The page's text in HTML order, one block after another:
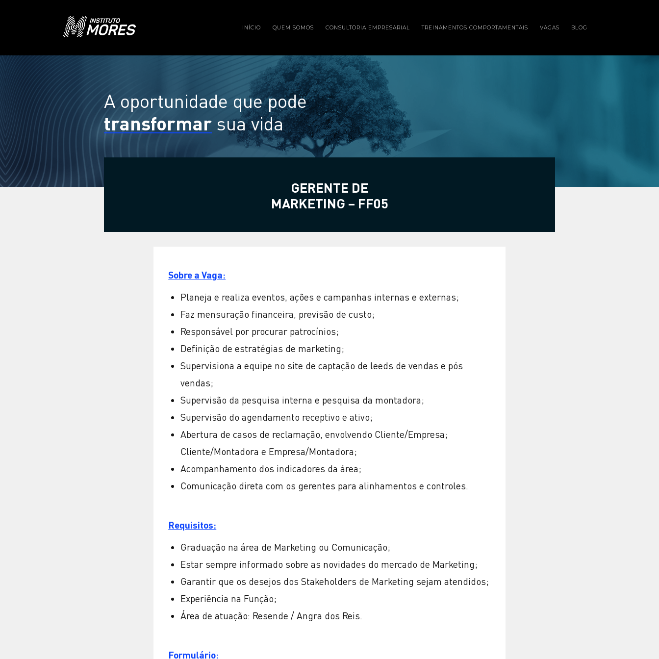
INÍCIO QUEM SOMOS CONSULTORIA EMPRESARIAL TREINAMENTOS COMPORTAMENTAIS VAGAS BLOG
A oportunidade que pode
transformar sua vida
GERENTE DE
MARKETING – FF05
Sobre a Vaga:
Planeja e realiza eventos, ações e campanhas internas e externas;
Faz mensuração financeira, previsão de custo;
Responsável por procurar patrocínios;
Definição de estratégias de marketing;
Supervisiona a equipe no site de captação de leeds de vendas e pós
vendas;
Supervisão da pesquisa interna e pesquisa da montadora;
Supervisão do agendamento receptivo e ativo;
Abertura de casos de reclamação, envolvendo Cliente/Empresa;
Cliente/Montadora e Empresa/Montadora;
Acompanhamento dos indicadores da área;
Comunicação direta com os gerentes para alinhamentos e controles.
Requisitos:
Graduação na área de Marketing ou Comunicação;
Estar sempre informado sobre as novidades do mercado de Marketing;
Garantir que os desejos dos Stakeholders de Marketing sejam atendidos;
Experiência na Função;
Área de atuação: Resende / Angra dos Reis.
Formulário: